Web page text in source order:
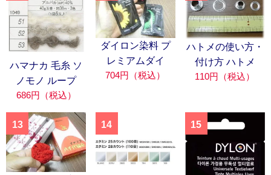
ハマナカ 毛糸 ソ
ノモノ ループ
686円（税込）
ダイロン染料 プ
レミアムダイ
704円（税込）
ハトメの使い方・
付け方 ハトメ
110円（税込）
13 14 15